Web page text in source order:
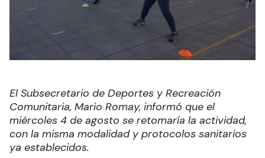
El Subsecretario de Deportes y Recreación
Comunitaria, Mario Romay, informó que el
miércoles 4 de agosto se retomaría la actividad,
con la misma modalidad y protocolos sanitarios
ya establecidos.